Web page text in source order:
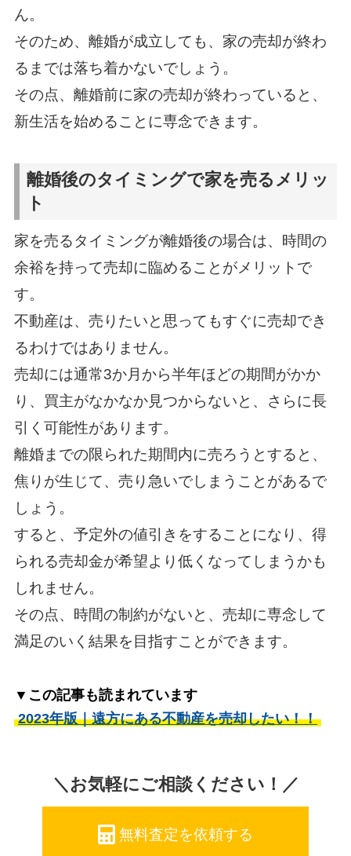
ん。
そのため、離婚が成立しても、家の売却が終わ
るまでは落ち着かないでしょう。
その点、離婚前に家の売却が終わっていると、
新生活を始めることに専念できます。
離婚後のタイミングで家を売るメリッ
ト
家を売るタイミングが離婚後の場合は、時間の
余裕を持って売却に臨めることがメリットで
す。
不動産は、売りたいと思ってもすぐに売却でき
るわけではありません。
売却には通常3か月から半年ほどの期間がかか
り、買主がなかなか見つからないと、さらに長
引く可能性があります。
離婚までの限られた期間内に売ろうとすると、
焦りが生じて、売り急いでしまうことがあるで
しょう。
すると、予定外の値引きをすることになり、得
られる売却金が希望より低くなってしまうかも
しれません。
その点、時間の制約がないと、売却に専念して
満足のいく結果を目指すことができます。
▼この記事も読まれています
2023年版｜遠方にある不動産を売却したい！！
＼お気軽にご相談ください！／
無料査定を依頼する